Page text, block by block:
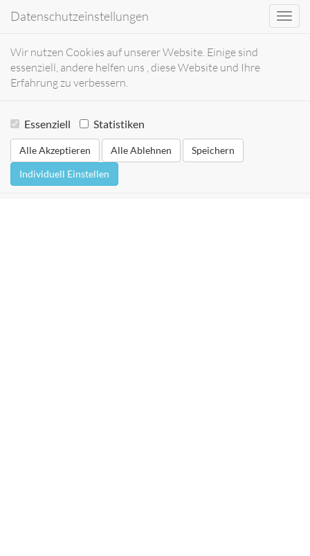
Datenschutzeinstellungen
Wir nutzen Cookies auf unserer Website. Einige sind
essenziell, andere helfen uns , diese Website und Ihre
Erfahrung zu verbessern.
Essenziell Statistiken
Alle Akzeptieren Alle Ablehnen
Speichern
Individuell Einstellen